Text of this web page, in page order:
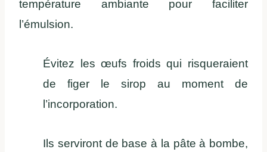
température ambiante pour faciliter
l’émulsion.
Évitez les œufs froids qui risqueraient
de figer le sirop au moment de
l’incorporation.
Ils serviront de base à la pâte à bombe,